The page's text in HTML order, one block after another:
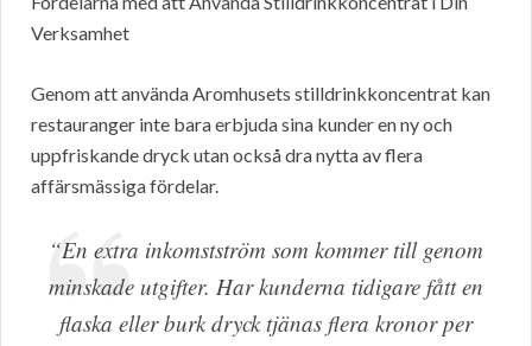
Verksamhet
Genom att använda Aromhusets stilldrinkkoncentrat kan
restauranger inte bara erbjuda sina kunder en ny och
uppfriskande dryck utan också dra nytta av flera
affärsmässiga fördelar.
“En extra inkomstström som kommer till genom
minskade utgifter. Har kunderna tidigare fått en
flaska eller burk dryck tjänas flera kronor per